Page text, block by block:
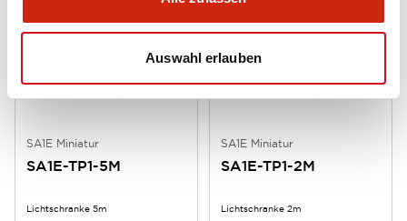
Auswahl erlauben
SA1E Miniatur
SA1E-TP1-5M
Lichtschranke 5m
SA1E Miniatur
SA1E-TP1-2M
Lichtschranke 2m